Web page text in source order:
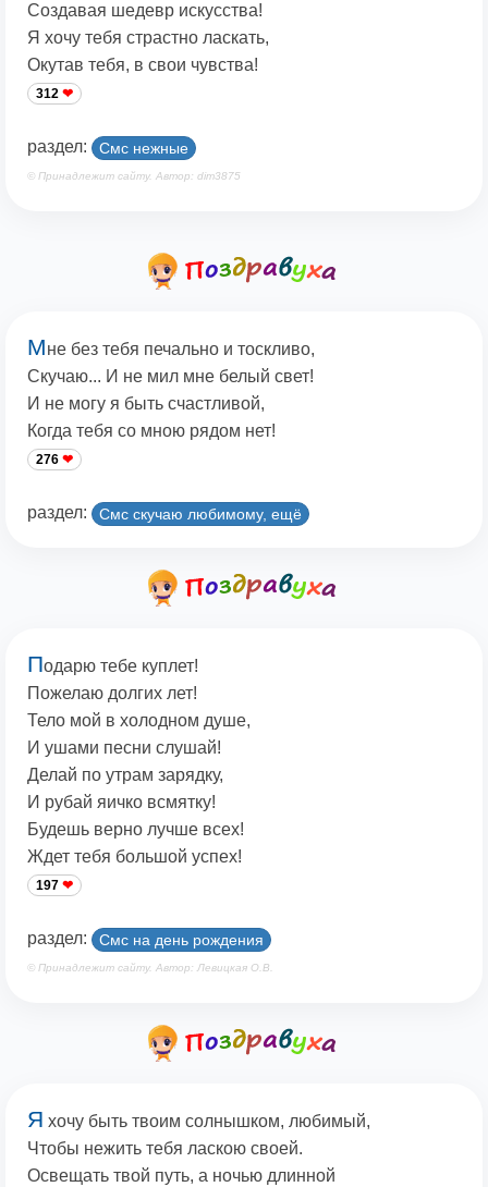
Создавая шедевр искусства!
Я хочу тебя страстно ласкать,
Окутав тебя, в свои чувства!
312
раздел: Смс нежные
© Принадлежит сайту. Автор: dim3875
Мне без тебя печально и тоскливо,
Скучаю... И не мил мне белый свет!
И не могу я быть счастливой,
Когда тебя со мною рядом нет!
276
раздел: Смс скучаю любимому, ещё
Подарю тебе куплет!
Пожелаю долгих лет!
Тело мой в холодном душе,
И ушами песни слушай!
Делай по утрам зарядку,
И рубай яичко всмятку!
Будешь верно лучше всех!
Ждет тебя большой успех!
197
раздел: Смс на день рождения
© Принадлежит сайту. Автор: Левицкая О.В.
Я хочу быть твоим солнышком, любимый,
Чтобы нежить тебя ласкою своей.
Освещать твой путь, а ночью длинной